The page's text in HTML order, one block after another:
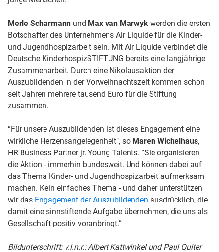
Merle Scharmann und Max van Marwyk werden die ersten
Botschafter des Unternehmens Air Liquide für die Kinder-
und Jugendhospizarbeit sein. Mit Air Liquide verbindet die
Deutsche KinderhospizSTIFTUNG bereits eine langjährige
Zusammenarbeit. Durch eine Nikolausaktion der
Auszubildenden in der Vorweihnachtszeit kommen schon
seit Jahren mehrere tausend Euro für die Stiftung
zusammen.
“Für unsere Auszubildenden ist dieses Engagement eine
wirkliche Herzensangelegenheit", so Maren Wichelhaus,
HR Business Partner jr. Young Talents. “Sie organisieren
die Aktion - immerhin bundesweit. Und können dabei auf
das Thema Kinder- und Jugendhospizarbeit aufmerksam
machen. Kein einfaches Thema - und daher unterstützen
wir das Engagement der Auszubildenden ausdrücklich, die
damit eine sinnstiftende Aufgabe übernehmen, die uns als
Gesellschaft positiv voranbringt.”
Bildunterschrift: v.l.n.r.: Albert Kattwinkel und Paul Quiter